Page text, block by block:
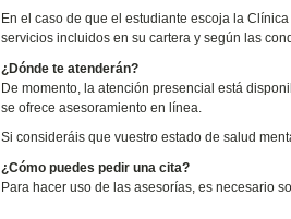
En el caso de que el estudiante escoja la
servicios incluidos en su cartera y según las
¿Dónde te atenderán?
De momento, la atención presencial está
se ofrece asesoramiento en línea.
Si consideráis que vuestro estado de salud
¿Cómo puedes pedir una cita?
Para hacer uso de las asesorías, es necesario